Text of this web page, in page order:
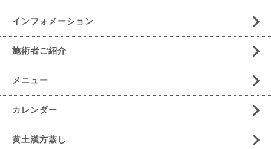
インフォメーション
施術者ご紹介
メニュー
カレンダー
黄土漢方蒸し